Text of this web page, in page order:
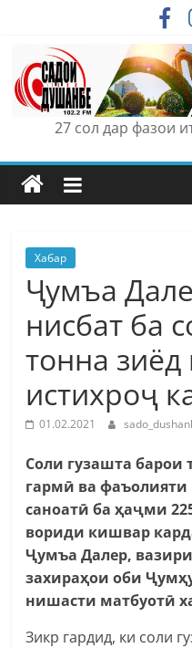
content
27 сол дар фазои
Хабар
Ҷумъа
нисбат ба
тонна зиёд
истихроҷ
01.02.2021
Соли гузашта
гармӣ ва
саноатӣ ба ҳаҷми
вориди кишвар
Ҷумъа Далер,
захираҳои оби
нишасти матбуотӣ
Зикр гардид, ки соли